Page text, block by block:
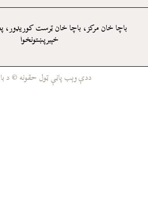
باچا خان مرکز، باچا خان ټرست کوريډور،
خېبرپښتونخوا
ددې وېب پاڼې ټول حقونه © د